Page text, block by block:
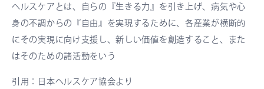
ヘルスケアとは、自らの『生きる力』を引き上げ、病気や心
身の不調からの『自由』を実現するために、各産業が横断的
にその実現に向け支援し、新しい価値を創造すること、また
はそのための諸活動をいう
引用：日本ヘルスケア協会より